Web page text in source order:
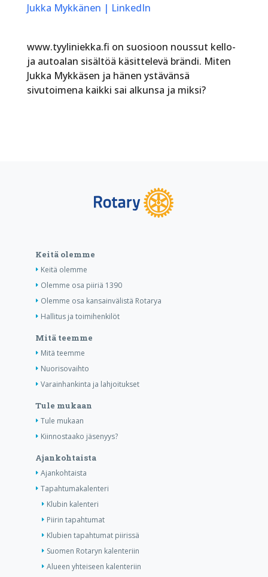
Jukka Mykkänen | LinkedIn
www.tyyliniekka.fi on suosioon noussut kello-
ja autoalan sisältöä käsittelevä brändi. Miten
Jukka Mykkäsen ja hänen ystävänsä
sivutoimena kaikki sai alkunsa ja miksi?
Keitä olemme
Keitä olemme
Olemme osa piiriä 1390
Olemme osa kansainvälistä Rotarya
Hallitus ja toimihenkilöt
Mitä teemme
Mitä teemme
Nuorisovaihto
Varainhankinta ja lahjoitukset
Tule mukaan
Tule mukaan
Kiinnostaako jäsenyys?
Ajankohtaista
Ajankohtaista
Tapahtumakalenteri
Klubin kalenteri
Piirin tapahtumat
Klubien tapahtumat piirissä
Suomen Rotaryn kalenteriin
Alueen yhteiseen kalenteriin